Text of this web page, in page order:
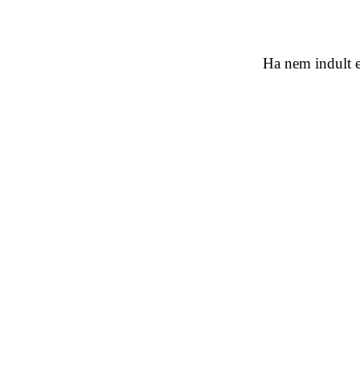
Ha nem indult